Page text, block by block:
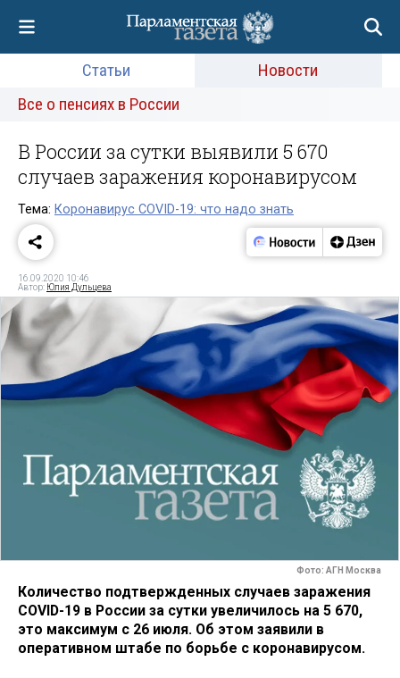
Статьи
Новости
Все о пенсиях в России
В России за сутки выявили 5 670
случаев заражения коронавирусом
Тема: Коронавирус COVID-19: что надо знать
16.09.2020 10:46
Автор: Юлия Дульцева
Фото: АГН Москва
Количество подтвержденных случаев заражения
COVID-19 в России за сутки увеличилось на 5 670,
это максимум с 26 июля. Об этом заявили в
оперативном штабе по борьбе с коронавирусом.